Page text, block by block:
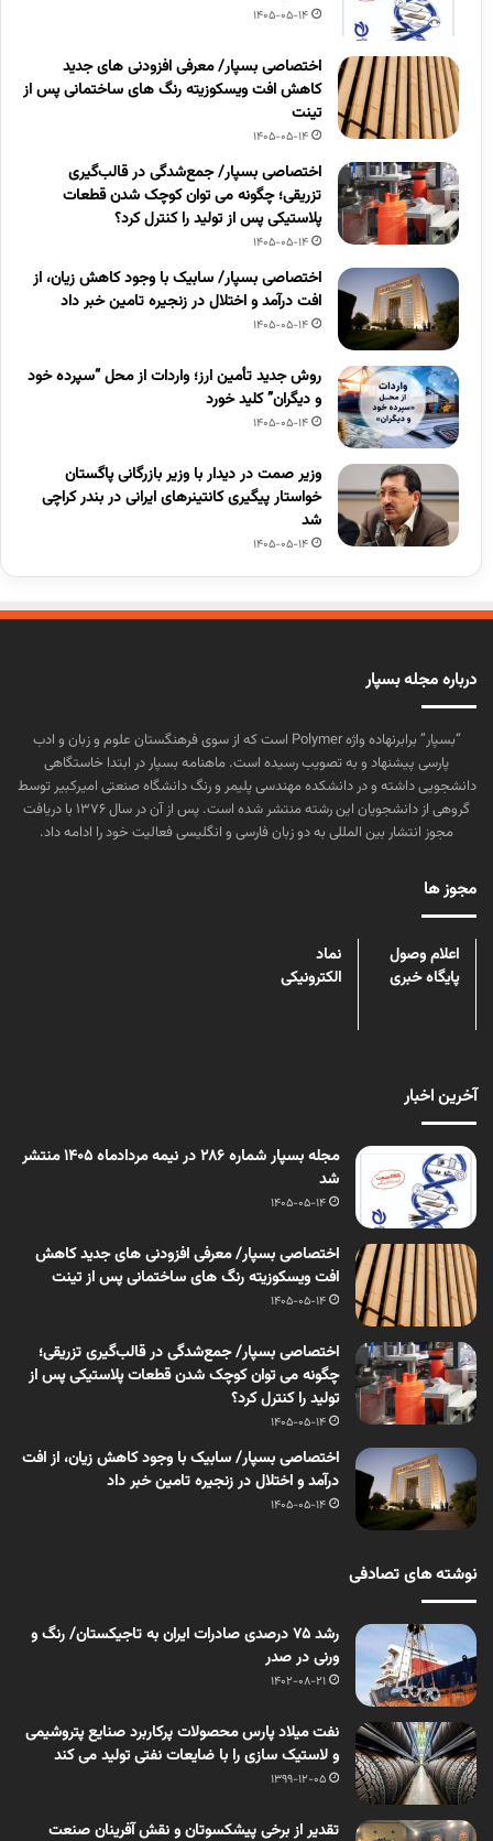
1405-05-14
اختصاصی بسپار/ معرفی افزودنی های جدید
کاهش افت ویسکوزیته رنگ های ساختمانی پس از
تینت
1405-05-14
اختصاصی بسپار/ جمع‌شدگی در قالب‌گیری
تزریقی؛ چگونه می توان کوچک شدن قطعات
پلاستیکی پس از تولید را کنترل کرد؟
1405-05-14
اختصاصی بسپار/ سابیک با وجود کاهش زیان، از
افت درآمد و اختلال در زنجیره تامین خبر داد
1405-05-14
روش جدید تأمین ارز؛ واردات از محل “سپرده خود
و دیگران” کلید خورد
1405-05-14
وزیر صمت در دیدار با وزیر بازرگانی پاگستان
خواستار پیگیری کانتینرهای ایرانی در بندر کراچی
شد
1405-05-14
درباره مجله بسپار
“بسپار” برابرنهاده واژه Polymer است که از سوی فرهنگستان علوم و زبان و ادب
پارسی پیشنهاد و به تصویب رسیده است. ماهنامه بسپار در ابتدا خاستگاهی
دانشجویی داشته و در دانشکده مهندسی پلیمر و رنگ دانشگاه صنعتی امیرکبیر توسط
گروهی از دانشجویان این رشته منتشر شده است. پس از آن در سال ۱۳۷۶ با دریافت
مجوز انتشار بین المللی به دو زبان فارسی و انگلیسی فعالیت خود را ادامه داد.
مجوز ها
اعلام وصول
پایگاه خبری
نماد
الکترونیکی
آخرین اخبار
مجله بسپار شماره 286 در نیمه مردادماه 1405 منتشر
شد
1405-05-14
اختصاصی بسپار/ معرفی افزودنی های جدید کاهش
افت ویسکوزیته رنگ های ساختمانی پس از تینت
1405-05-14
اختصاصی بسپار/ جمع‌شدگی در قالب‌گیری تزریقی؛
چگونه می توان کوچک شدن قطعات پلاستیکی پس از
تولید را کنترل کرد؟
1405-05-14
اختصاصی بسپار/ سابیک با وجود کاهش زیان، از افت
درآمد و اختلال در زنجیره تامین خبر داد
1405-05-14
نوشته های تصادفی
رشد ۷۵ درصدی صادرات ایران به تاجیکستان/ رنگ و
ورنی در صدر
1402-08-21
نفت میلاد پارس محصولات پرکاربرد صنایع پتروشیمی
و لاستیک سازی را با ضایعات نفتی تولید می کند
1399-12-05
تقدیر از برخی پیشکسوتان و نقش آفرینان صنعت